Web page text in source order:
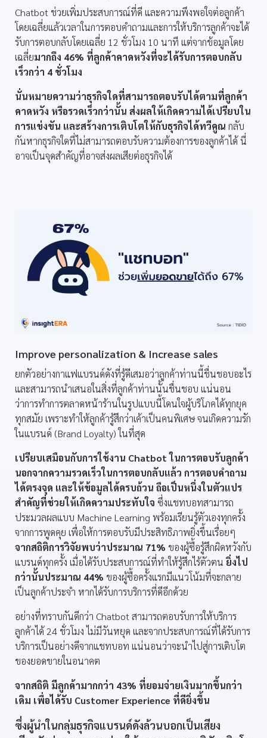
Chatbot ช่วยเพิ่มประสบการณ์ที่ดี และความพึงพอใจต่อลูกค้า
โดยเฉลี่ยแล้วเวลาในการตอบคำถามและการให้บริการลูกค้าจะได้
รับการตอบกลับโดยเฉลี่ย 12 ชั่วโมง 10 นาที แต่จากข้อมูลโดย
เฉลี่ยมากถึง 46% ที่ลูกค้าคาดหวังที่จะได้รับการตอบกลับ
เร็วกว่า 4 ชั่วโมง
นั่นหมายความว่าธุรกิจใดที่สามารถตอบรับได้ตามที่ลูกค้า
คาดหวัง หรือรวดเร็วกว่านั้น ส่งผลให้เกิดความได้เปรียบใน
การแข่งขัน และสร้างการเติบโตให้กับธุรกิจได้ทวีคูณ กลับ
กันหากธุรกิจใดที่ไม่สามารถตอบรับความต้องการของลูกค้าได้ นี่
อาจเป็นจุดสำคัญที่อาจส่งผลเสียต่อธุรกิจได้
Improve personalization & Increase sales
ยกตัวอย่างกาแฟแบรนด์ดังที่รู้ดีเสมอว่าลูกค้าท่านนี้ชื่นชอบอะไร
และสามารถนำเสนอในสิ่งที่ลูกค้าท่านนั้นชื่นชอบ แน่นอน
ว่าการทำการตลาดหน้าร้านในรูปแบบนี้โดนใจผู้บริโภคได้ทุกยุค
ทุกสมัย เพราะทำให้ลูกค้ารู้สึกว่าเค้าเป็นคนพิเศษ จนเกิดความรัก
ในแบรนด์ (Brand Loyalty) ในที่สุด
เปรียบเสมือนกับการใช้งาน Chatbot ในการตอบรับลูกค้า
นอกจากความรวดเร็วในการตอบกลับแล้ว การตอบคำถาม
ได้ตรงจุด และให้ข้อมูลได้ครบถ้วน ถือเป็นหนึ่งในตัวแปร
สำคัญที่ช่วยให้เกิดความประทับใจ ซึ่งแชทบอทสามารถ
ประมวลผลแบบ Machine Learning พร้อมเรียนรู้ตัวเองทุกครั้ง
จากการพูดคุย เพื่อให้การตอบรับมีประสิทธิภาพยิ่งขึ้นเรื่อยๆ
จากสถิติการวิจัยพบว่าประมาณ 71% ของผู้ซื้อรู้สึกผิดหวังกับ
แบรนด์ทุกครั้ง เมื่อได้รับประสบการณ์ที่ทำให้รู้สึกไร้ตัวตน ยิ่งไป
กว่านั้นประมาณ 44% ของผู้ซื้อครั้งแรกมีแนวโน้มที่จะกลาย
เป็นลูกค้าประจำ หากได้รับการบริการที่ดีอีกด้วย
อย่างที่ทราบกันดีกว่า Chatbot สามารถตอบรับการให้บริการ
ลูกค้าได้ 24 ชั่วโมง ไม่มีวันหยุด และจากประสบการณ์ที่ได้รับการ
บริการเป็นอย่างดีจากแชทบอท แน่นอนว่าจะนำไปสู่การเติบโต
ของยอดขายในอนาคต
จากสถิติ มีลูกค้ามากกว่า 43% ที่ยอมจ่ายเงินมากขึ้นกว่า
เดิม เพื่อได้รับ Customer Experience ที่ดียิ่งขึ้น
ซึ่งผู้นำในกลุ่มธุรกิจแบรนด์ดังล้วนบอกเป็นเสียง